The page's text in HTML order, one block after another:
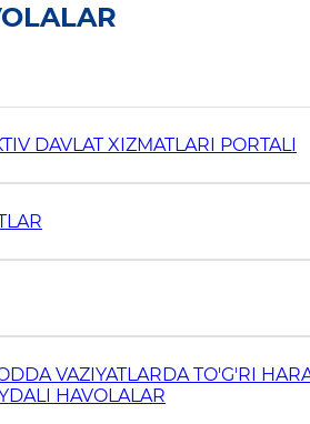
DAVLAT XIZMATLARI PORTALI
VAZIYATLARDA TO'G'RI
HAVOLALAR